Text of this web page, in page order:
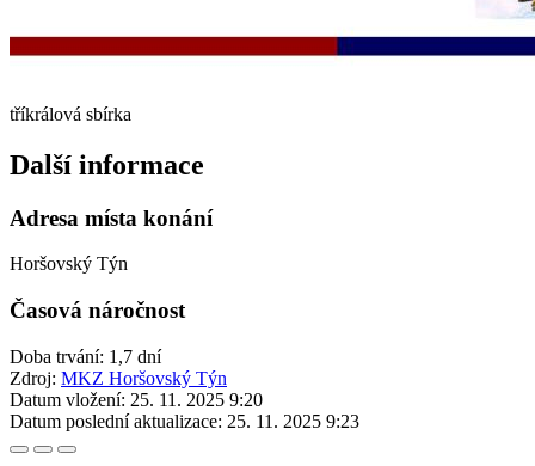
tříkrálová sbírka
Další informace
Adresa místa konání
Horšovský Týn
Časová náročnost
Doba trvání: 1,7 dní
Zdroj: MKZ Horšovský Týn
Datum vložení: 25. 11. 2025 9:20
Datum poslední aktualizace: 25. 11. 2025 9:23